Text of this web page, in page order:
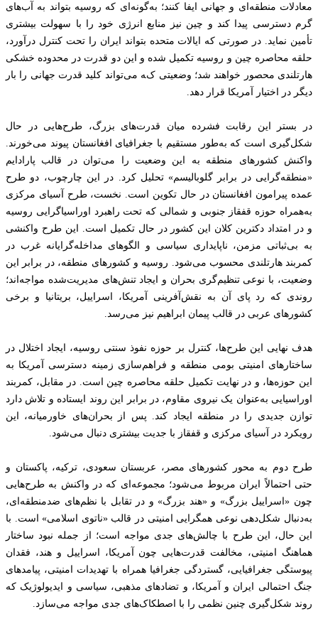
معادلات منطقه‌ای و جهانی ایفا کنند؛ به‌گونه‌ای که روسیه بتواند به آب‌های
گرم دسترسی پیدا کند و چین نیز منابع انرژی خود را با سهولت بیشتری
تأمین نماید. در صورتی که ایالات متحده بتواند ایران را تحت کنترل درآورد،
حلقه محاصره چین و روسیه تکمیل شده و این دو قدرت در محدوده خشکی
هارتلندی محصور خواهند شد؛ وضعیتی که می‌تواند کلید قدرت جهانی را بار
دیگر در اختیار آمریکا قرار دهد.
در بستر این رقابت فشرده میان قدرت‌های بزرگ، طرح‌هایی در حال
شکل‌گیری است که به‌طور مستقیم با جغرافیای افغانستان پیوند می‌خورند.
واکنش کشورهای منطقه به این وضعیت را می‌توان در قالب پارادایم
«منطقه‌گرایی در برابر گلوبالیسم» تحلیل کرد. در این چارچوب، دو طرح
عمده پیرامون افغانستان در حال تکوین است. نخست، طرح آسیای مرکزی
به‌همراه حوزه قفقاز جنوبی و شمالی که تحت راهبرد اوراسیاگرایی روسیه
و در امتداد دکترین کلان این کشور در حال تکمیل است. این طرح واکنشی
به بی‌ثباتی مزمن، ناپایداری سیاسی و الگوهای مداخله‌گرایانه غرب در
کمربند هارتلندی محسوب می‌شود. روسیه و کشورهای منطقه، در برابر این
وضعیت، با نوعی تنظیم‌گری بحران و ایجاد تنش‌های مدیریت‌شده مواجه‌اند؛
روندی که رد پای آن به نقش‌آفرینی آمریکا، اسراییل، بریتانیا و برخی
کشورهای عربی در قالب پیمان ابراهیم نیز می‌رسد.
هدف نهایی این طرح‌ها، کنترل بر حوزه نفوذ سنتی روسیه، ایجاد اختلال در
ساختارهای امنیتی بومی منطقه و فراهم‌سازی زمینه دسترسی آمریکا به
این حوزه‌ها، و در نهایت تکمیل حلقه محاصره چین است. در مقابل، کمربند
اوراسیایی به‌عنوان یک نیروی مقاوم، در برابر این روند ایستاده و تلاش دارد
توازن جدیدی را در منطقه ایجاد کند. پس از بحران‌های خاورمیانه، این
رویکرد در آسیای مرکزی و قفقاز با جدیت بیشتری دنبال می‌شود.
طرح دوم به محور کشورهای مصر، عربستان سعودی، ترکیه، پاکستان و
حتی احتمالاً ایران مربوط می‌شود؛ مجموعه‌ای که در واکنش به طرح‌هایی
چون «اسراییل بزرگ» و «هند بزرگ» و در تقابل با نظم‌های ضدمنطقه‌ای،
به‌دنبال شکل‌دهی نوعی همگرایی امنیتی در قالب «ناتوی اسلامی» است. با
این حال، این طرح با چالش‌های جدی مواجه است؛ از جمله نبود ساختار
هماهنگ امنیتی، مخالفت قدرت‌هایی چون آمریکا، اسراییل و هند، فقدان
پیوستگی جغرافیایی، گستردگی جغرافیا همراه با تهدیدات امنیتی، پیامدهای
جنگ احتمالی ایران و آمریکا، و تضادهای مذهبی، سیاسی و ایدیولوژیک که
روند شکل‌گیری چنین نظمی را با اصطکاک‌های جدی مواجه می‌سازد.